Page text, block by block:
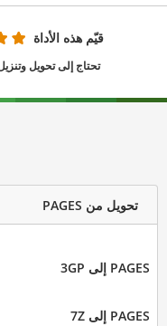
قيّم هذه الأداة
تحتاج إلى تحويل
تحويل من PAGES
PAGES إلى 3GP
PAGES إلى 7Z